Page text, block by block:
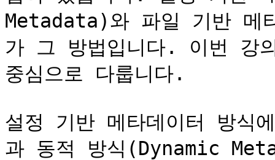
Metadata)와 파일 기반
가 그 방법입니다. 이번 강
중심으로 다룹니다.
설정 기반 메타데이터 방
과 동적 방식(Dynamic